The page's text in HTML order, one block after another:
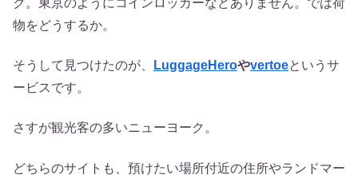
物をどうするか。
そうして見つけたのが、 LuggageHeroやvertoeというサ
ービスです。
さすが観光客の多いニューヨーク。
どちらのサイトも、預けたい場所付近の住所やランドマー